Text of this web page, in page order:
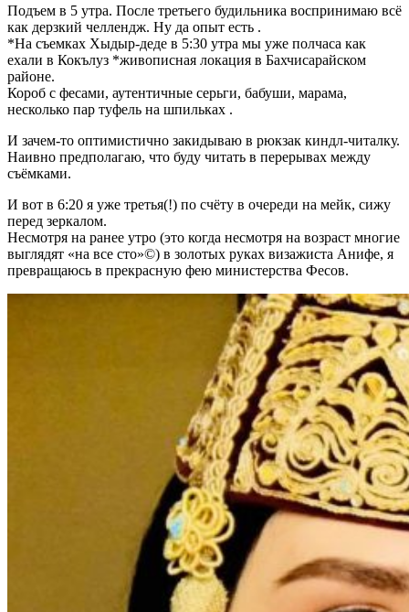
Подъем в 5 утра. После третьего будильника воспринимаю всё
как дерзкий челлендж. Ну да опыт есть .
*На съемках Хыдыр-деде в 5:30 утра мы уже полчаса как
ехали в Кокълуз *живописная локация в Бахчисарайском
районе.
Короб с фесами, аутентичные серьги, бабуши, марама,
несколько пар туфель на шпильках .
И зачем-то оптимистично закидываю в рюкзак киндл-читалку.
Наивно предполагаю, что буду читать в перерывах между
съёмками.
И вот в 6:20 я уже третья(!) по счёту в очереди на мейк, сижу
перед зеркалом.
Несмотря на ранее утро (это когда несмотря на возраст многие
выглядят «на все сто»©) в золотых руках визажиста Анифе, я
превращаюсь в прекрасную фею министерства Фесов.